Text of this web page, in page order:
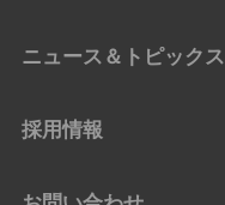
ニュース＆トピックス
採用情報